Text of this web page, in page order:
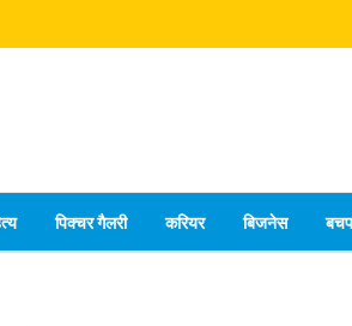
पिक्चर गैलरी करियर बिजनेस